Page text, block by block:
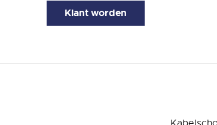
Klant worden